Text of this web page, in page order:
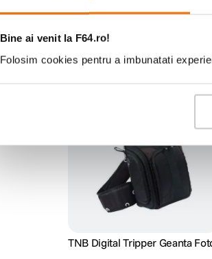
Bine ai venit la F64.ro!
Folosim cookies pentru a imbunatati
TNB Digital Tripper Geanta